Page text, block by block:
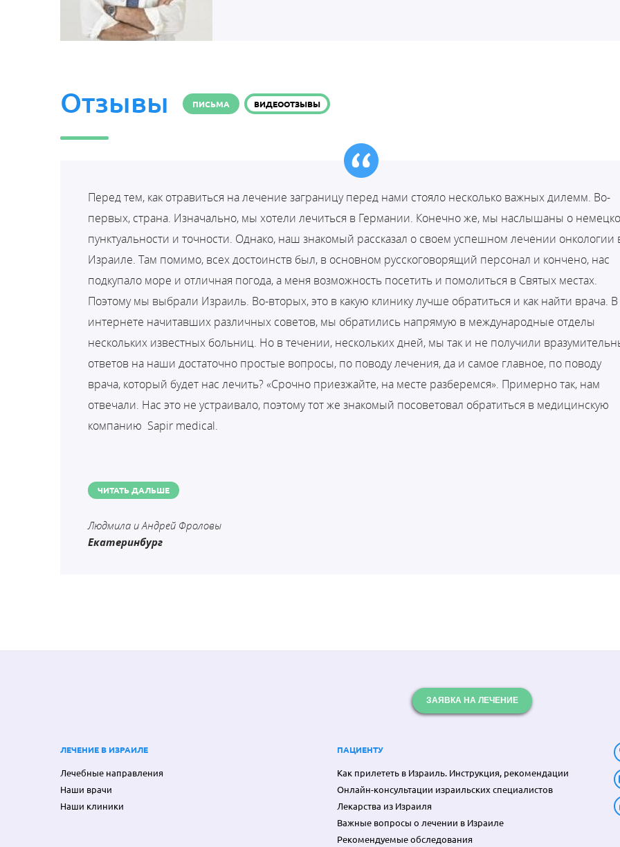
Отзывы ПИСЬМА ВИДЕООТЗЫВЫ
Перед тем, как отравиться на лечение заграницу перед нами стояло несколько важных дилемм. Во-
первых, страна. Изначально, мы хотели лечиться в Германии. Конечно же, мы наслышаны о
пунктуальности и точности. Однако, наш знакомый рассказал о своем успешном лечении онкологии
Израиле. Там помимо, всех достоинств был, в основном русскоговорящий персонал и кончено, нас
подкупало море и отличная погода, а меня возможность посетить и помолиться в Святых местах.
Поэтому мы выбрали Израиль. Во-вторых, это в какую клинику лучше обратиться и как найти врача. В
интернете начитавших различных советов, мы обратились напрямую в международные отделы
нескольких известных больниц. Но в течении, нескольких дней, мы так и не получили
ответов на наши достаточно простые вопросы, по поводу лечения, да и самое главное, по поводу
врача, который будет нас лечить? «Срочно приезжайте, на месте разберемся». Примерно так, нам
отвечали. Нас это не устраивало, поэтому тот же знакомый посоветовал обратиться в медицинскую
компанию Sapir medical.
ЧИТАТЬ ДАЛЬШЕ
Людмила и Андрей Фроловы
Екатеринбург
ЗАЯВКА НА ЛЕЧЕНИЕ
ЛЕЧЕНИЕ В ИЗРАИЛЕ
Лечебные направления
Наши врачи
Наши клиники
ПАЦИЕНТУ
Как прилететь в Израиль. Инструкция, рекомендации
Онлайн-консультации израильских специалистов
Лекарства из Израиля
Важные вопросы о лечении в Израиле
Рекомендуемые обследования